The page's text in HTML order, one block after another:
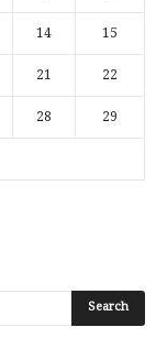
14 15
21 22
28 29